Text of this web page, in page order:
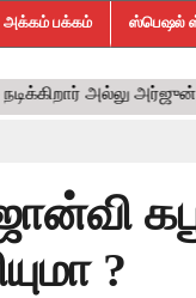
அக்கம் பக்கம் ஸ்பெஷல்
?